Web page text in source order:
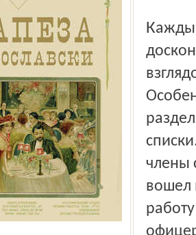
Каждый был просеян сквозь сито спецслужб, изучен
члены
вошел